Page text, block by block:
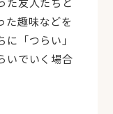
た趣味などを
「つらい」
いでいく場合